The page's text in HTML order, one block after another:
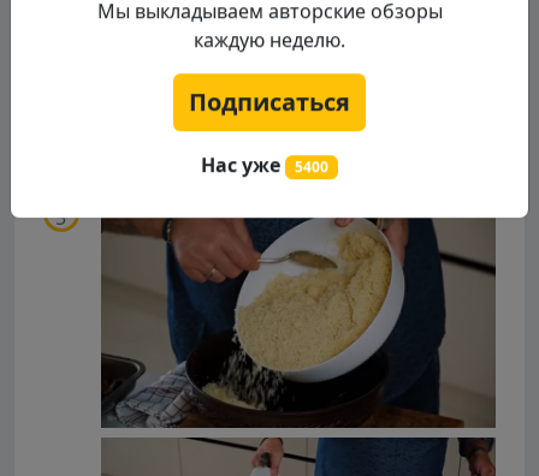
Руки смазываем оливковым маслом и
начинаем "перебирать" кускус, для того,
чтобы он стал более рассыпчатым.
Мы выкладываем авторские обзоры
каждую неделю.
Подписаться
Нас уже 5400